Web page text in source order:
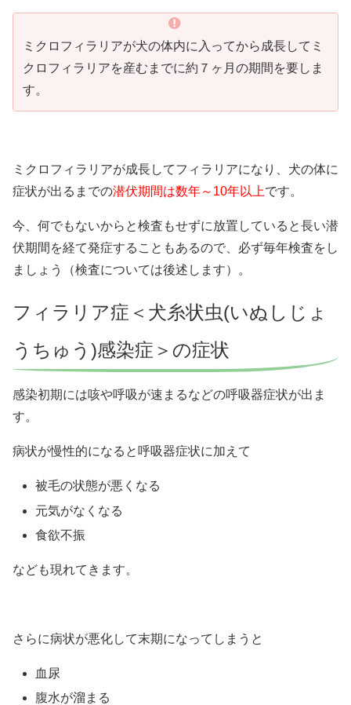
ミクロフィラリアが犬の体内に入ってから成長してミ
クロフィラリアを産むまでに約７ヶ月の期間を要しま
す。
ミクロフィラリアが成長してフィラリアになり、犬の体に
症状が出るまでの潜伏期間は数年～10年以上です。
今、何でもないからと検査もせずに放置していると長い潜
伏期間を経て発症することもあるので、必ず毎年検査をし
ましょう（検査については後述します）。
フィラリア症＜犬糸状虫(いぬしじょ
うちゅう)感染症＞の症状
感染初期には咳や呼吸が速まるなどの呼吸器症状が出ま
す。
病状が慢性的になると呼吸器症状に加えて
被毛の状態が悪くなる
元気がなくなる
食欲不振
なども現れてきます。
さらに病状が悪化して末期になってしまうと
血尿
腹水が溜まる